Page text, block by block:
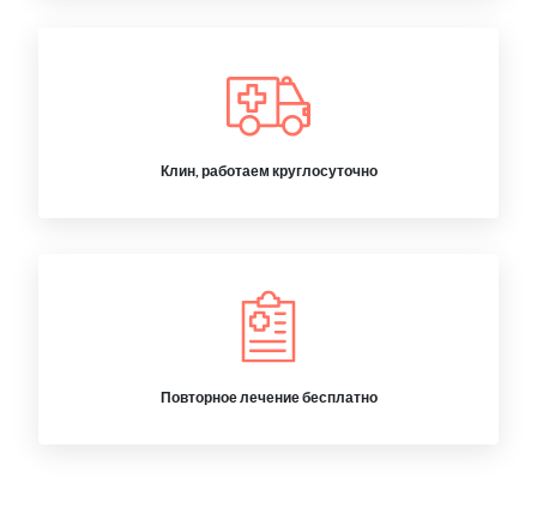
Клин, работаем круглосуточно
Повторное лечение бесплатно